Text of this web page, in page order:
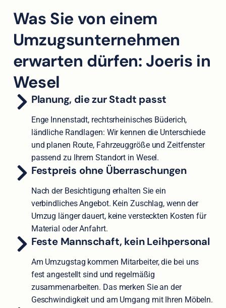
Was Sie von einem
Umzugsunternehmen
erwarten dürfen: Joeris in
Wesel
Planung, die zur Stadt passt
Enge Innenstadt, rechtsrheinisches Büderich,
ländliche Randlagen: Wir kennen die Unterschiede
und planen Route, Fahrzeuggröße und Zeitfenster
passend zu Ihrem Standort in Wesel.
Festpreis ohne Überraschungen
Nach der Besichtigung erhalten Sie ein
verbindliches Angebot. Kein Zuschlag, wenn der
Umzug länger dauert, keine versteckten Kosten für
Material oder Anfahrt.
Feste Mannschaft, kein Leihpersonal
Am Umzugstag kommen Mitarbeiter, die bei uns
fest angestellt sind und regelmäßig
zusammenarbeiten. Das merken Sie an der
Geschwindigkeit und am Umgang mit Ihren Möbeln.